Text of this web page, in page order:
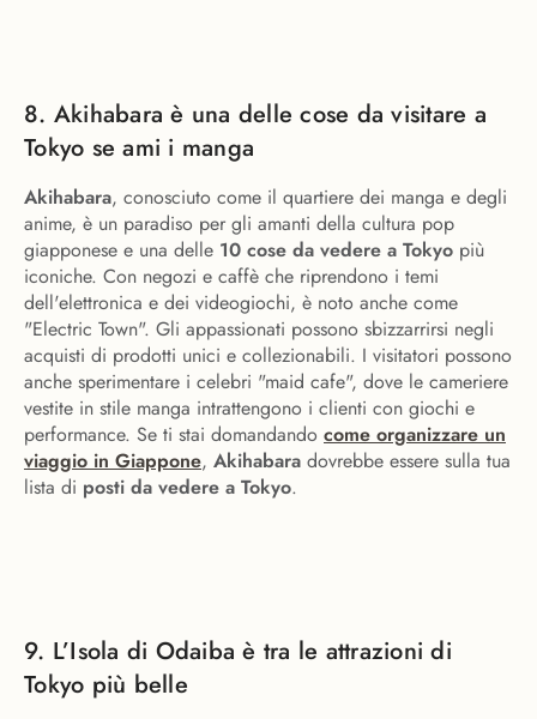
8. Akihabara è una delle cose da visitare a
Tokyo se ami i manga
Akihabara, conosciuto come il quartiere dei manga e degli
anime, è un paradiso per gli amanti della cultura pop
giapponese e una delle 10 cose da vedere a Tokyo più
iconiche. Con negozi e caffè che riprendono i temi
dell'elettronica e dei videogiochi, è noto anche come
"Electric Town". Gli appassionati possono sbizzarrirsi negli
acquisti di prodotti unici e collezionabili. I visitatori possono
anche sperimentare i celebri "maid cafe", dove le cameriere
vestite in stile manga intrattengono i clienti con giochi e
performance. Se ti stai domandando come organizzare un
viaggio in Giappone, Akihabara dovrebbe essere sulla tua
lista di posti da vedere a Tokyo.
9. L’Isola di Odaiba è tra le attrazioni di
Tokyo più belle